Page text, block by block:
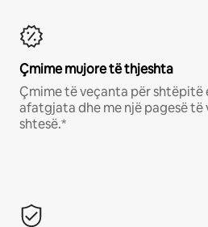
Çmime mujore të thjeshta
Çmime të veçanta për shtëpitë
afatgjata dhe me një pagesë
shtesë.*